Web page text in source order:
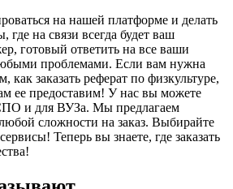
на нашей платформе и делать
где на связи всегда будет ваш
готовый ответить на все ваши
проблемами. Если вам нужна
как заказать реферат по физкультуре,
ее предоставим! У нас вы можете
СПО и для ВУЗа. Мы предлагаем
сложности на заказ. Выбирайте
Теперь вы знаете, где заказать